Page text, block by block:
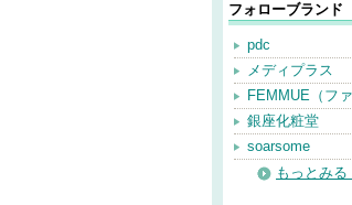
フォローブランド
pdc
メディプラス
FEMMUE（ファ
銀座化粧堂
soarsome
もっとみる